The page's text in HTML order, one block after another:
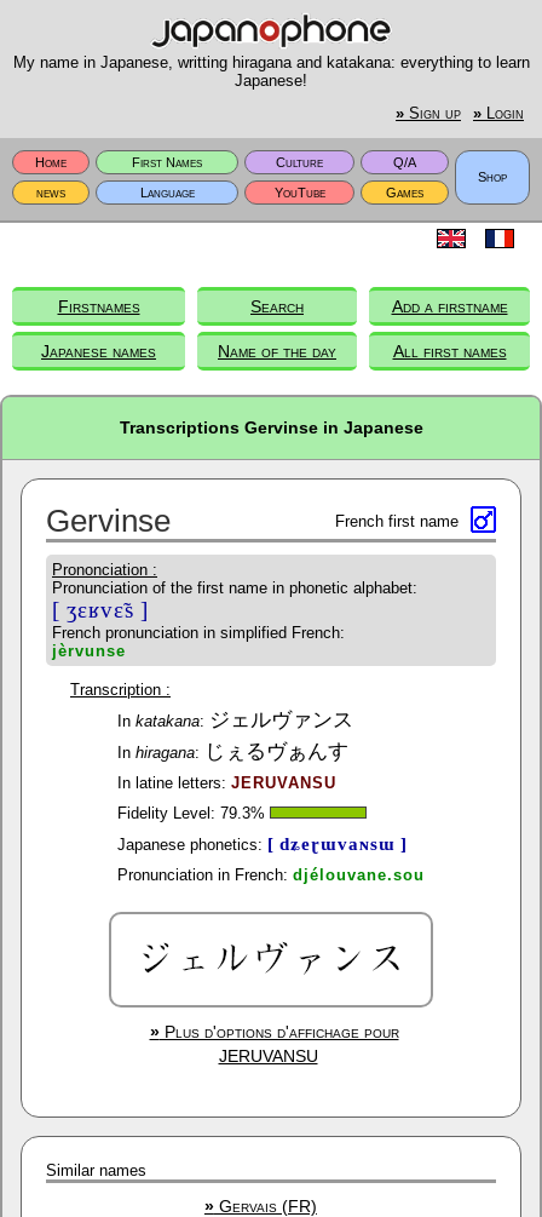
My name in Japanese, writting hiragana and katakana: everything to learn
Japanese!
» Sign up » Login
Home First Names Culture
Q/A
Shop
news
Language YouTube Games
Firstnames Search Add a firstname
Japanese names Name of the day All first names
Transcriptions Gervinse in Japanese
Gervinse French first name
Prononciation :
Pronunciation of the first name in phonetic alphabet:
[ ʒɛʁvɛ̃s ]
French pronunciation in simplified French:
jèrvunse
Transcription :
In katakana: ジェルヴァンス
In hiragana: じぇるヴぁんす
In latine letters: JERUVANSU
Fidelity Level: 79.3%
Japanese phonetics: [ dʑeɽɯvaɴsɯ ]
Pronunciation in French: djélouvane.sou
»Plus d'options d'affichage pour
JERUVANSU
Similar names
»Gervais (FR)